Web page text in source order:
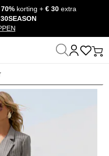
content
korting +€ 30 extra